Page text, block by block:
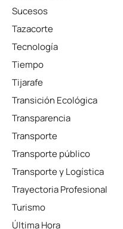
Sucesos
Tazacorte
Tecnología
Tiempo
Tijarafe
Transición Ecológica
Transparencia
Transporte
Transporte público
Transporte y Logística
Trayectoria Profesional
Turismo
Última Hora